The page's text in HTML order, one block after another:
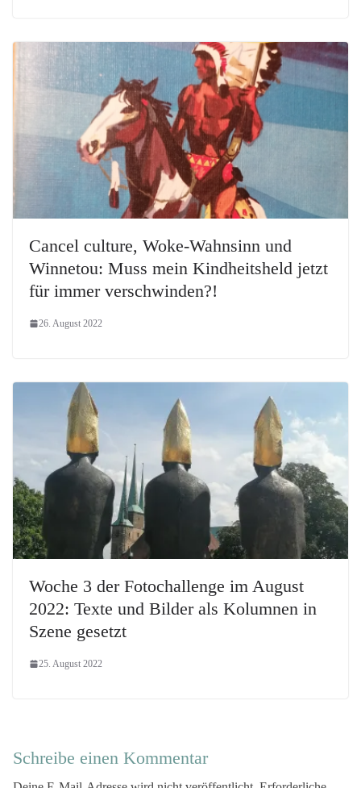
Cancel culture, Woke-Wahnsinn und
Winnetou: Muss mein Kindheitsheld jetzt
für immer verschwinden?!
26. August 2022
Woche 3 der Fotochallenge im August
2022: Texte und Bilder als Kolumnen in
Szene gesetzt
25. August 2022
Schreibe einen Kommentar